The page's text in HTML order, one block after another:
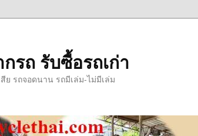
รถ รับซื้อรถเก่า
ย รถจอดนาน รถมีเล่ม-ไม่มีเล่ม